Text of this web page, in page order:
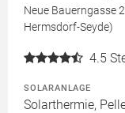
Neue Bauerngasse
Hermsdorf-Seyde)
4.5
SOLARANLAGE
Solarthermie,